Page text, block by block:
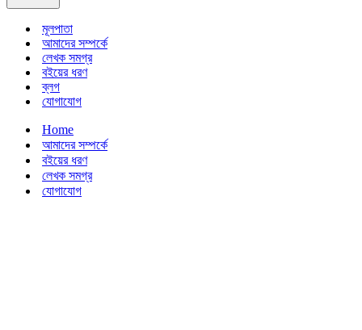
মূলপাতা
আমাদের সম্পর্কে
লেখক সমগ্র
বইয়ের ধরণ
ব্লগ
যোগাযোগ
Home
আমাদের সম্পর্কে
বইয়ের ধরণ
লেখক সমগ্র
যোগাযোগ